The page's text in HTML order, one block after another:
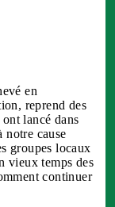
disparu en
vingt ans; les
milliards;
comme
rares.
couleur
est une
!
en
reprend des
lancé dans
notre cause
groupes locaux
vieux temps des
continuer